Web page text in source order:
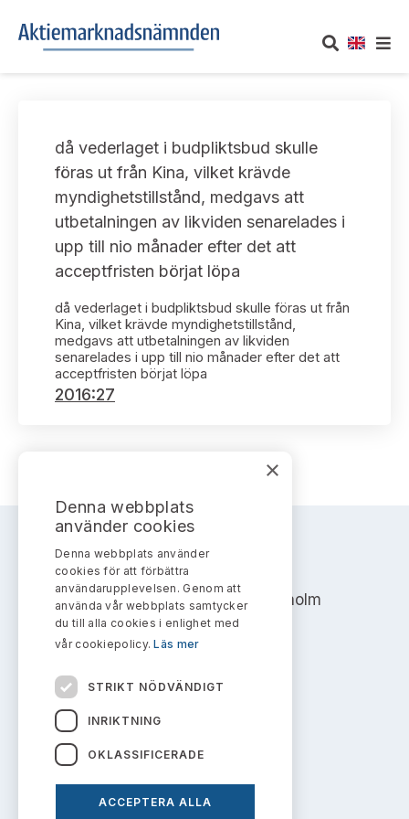
Om oss
Vårt uppdrag
Informationsgivning
Stadgar
Arbetsordning
Verksamhetsberättelser
Publikationer och anföranden
UTTALANDEN
Om nämndens uttalanden
Framställningar och konsultation
Uttalanden sorterade efter publiceringsdatum
Samtliga uttalanden sorterade årsvis
Uttalanden sorterade ämnesvis
Prenumerera
TAKEOVER-REGLER
Takeover-regler för reglerade marknader och vissa
handelsplattformar
AKTUELLT
Nyheter och pressmeddelanden
Prenumerera
KONTAKT
Kontakt angående ansökningar och uttalanden
då vederlaget i budpliktsbud skulle
föras ut från Kina, vilket krävde
myndighetstillstånd, medgavs att
utbetalningen av likviden senarelades i
upp till nio månader efter det att
acceptfristen börjat löpa
då vederlaget i budpliktsbud skulle föras ut från
Kina, vilket krävde myndighetstillstånd,
medgavs att utbetalningen av likviden
senarelades i upp till nio månader efter det att
acceptfristen börjat löpa
2016:27
AKTIEMARKNADSNÄMNDEN
Address: Box 7354, 103 90 Stockholm
info@aktiemarknadsnamnden.se
Om innehållet
Om webbplatsen
×
Denna webbplats
använder cookies
Denna webbplats använder
cookies för att förbättra
användarupplevelsen. Genom att
använda vår webbplats samtycker
du till alla cookies i enlighet med
vår cookiepolicy.Läs mer
STRIKT NÖDVÄNDIGT
INRIKTNING
OKLASSIFICERADE
ACCEPTERA ALLA